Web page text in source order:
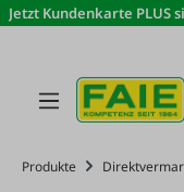
Zum Hauptinhalt
Jetzt Kundenkarte
Produkte